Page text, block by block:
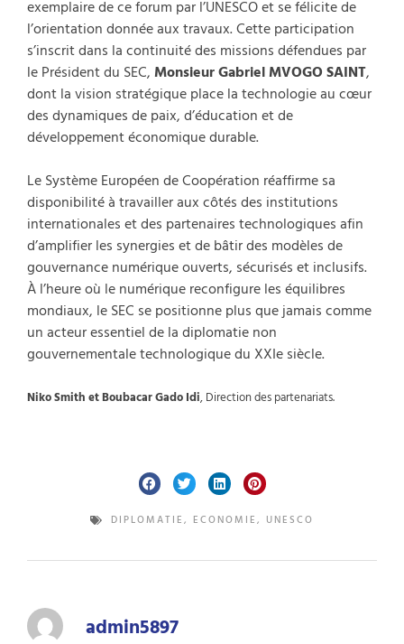
exemplaire de ce forum par l’UNESCO et se félicite de
l’orientation donnée aux travaux. Cette participation
s’inscrit dans la continuité des missions défendues par
le Président du SEC,Monsieur Gabriel MVOGO SAINT,
dont la vision stratégique place la technologie au cœur
des dynamiques de paix, d’éducation et de
développement économique durable.
Le Système Européen de Coopération réaffirme sa
disponibilité à travailler aux côtés des institutions
internationales et des partenaires technologiques afin
d’amplifier les synergies et de bâtir des modèles de
gouvernance numérique ouverts, sécurisés et inclusifs.
À l’heure où le numérique reconfigure les équilibres
mondiaux, le SEC se positionne plus que jamais comme
un acteur essentiel de la diplomatie non
gouvernementale technologique du XXIe siècle.
Niko Smith et Boubacar Gado Idi, Direction des partenariats.
DIPLOMATIE, ECONOMIE, UNESCO
admin5897